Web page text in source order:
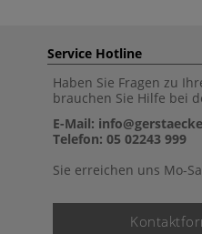
Service Hotline
Haben Sie Fragen zu
brauchen Sie Hilfe bei
E-Mail:
Telefon: 05 02243 999
Sie erreichen uns Mo-